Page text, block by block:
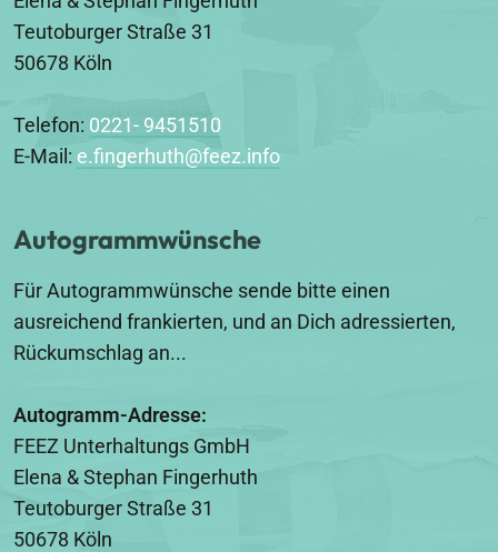
Teutoburger Straße 31
50678 Köln
Telefon: 0221- 9451510
E-Mail: e.fingerhuth@feez.info
Autogrammwünsche
Für Autogrammwünsche sende bitte einen
ausreichend frankierten, und an Dich adressierten,
Rückumschlag an...
Autogramm-Adresse:
FEEZ Unterhaltungs GmbH
Elena & Stephan Fingerhuth
Teutoburger Straße 31
50678 Köln